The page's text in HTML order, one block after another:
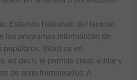
Estamos hablando del famoso
los programas informáticos de
populares. Word es un
es decir, te permite crear, editar y
de texto formateados. A